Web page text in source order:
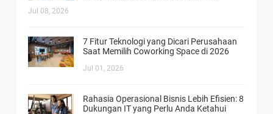
Jul 08, 2026
7 Fitur Teknologi yang Dicari Perusahaan
Saat Memilih Coworking Space di 2026
Jul 01, 2026
Rahasia Operasional Bisnis Lebih Efisien: 8
Dukungan IT yang Perlu Anda Ketahui